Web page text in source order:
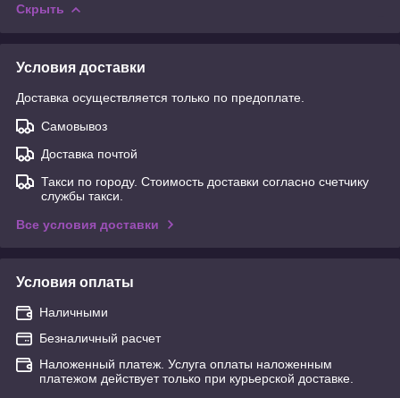
Скрыть
Условия доставки
Доставка осуществляется только по предоплате.
Самовывоз
Доставка почтой
Такси по городу. Стоимость доставки согласно счетчику
службы такси.
Все условия доставки
Условия оплаты
Наличными
Безналичный расчет
Наложенный платеж. Услуга оплаты наложенным
платежом действует только при курьерской доставке.